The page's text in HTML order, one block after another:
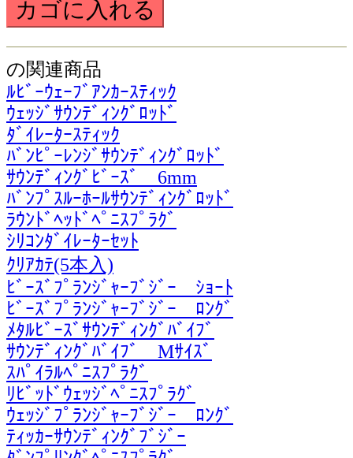
の関連商品
ﾙﾋﾞｰｳｪｰﾌﾞｱﾝｶｰｽﾃｨｯｸ
ｳｪｯｼﾞｻｳﾝﾃﾞｨﾝｸﾞﾛｯﾄﾞ
ﾀﾞｲﾚｰﾀｰｽﾃｨｯｸ
ﾊﾞﾝﾋﾟｰﾚﾝｼﾞｻｳﾝﾃﾞｨﾝｸﾞﾛｯﾄﾞ
ｻｳﾝﾃﾞｨﾝｸﾞﾋﾞｰｽﾞ 6mm
ﾊﾞﾝﾌﾟｽﾙｰﾎｰﾙｻｳﾝﾃﾞｨﾝｸﾞﾛｯﾄﾞ
ﾗｳﾝﾄﾞﾍｯﾄﾞﾍﾟﾆｽﾌﾟﾗｸﾞ
ｼﾘｺﾝﾀﾞｲﾚｰﾀｰｾｯﾄ
ｸﾘｱｶﾃ(5本入)
ﾋﾞｰｽﾞﾌﾟﾗﾝｼﾞｬｰﾌﾞｼﾞｰ ｼｮｰﾄ
ﾋﾞｰｽﾞﾌﾟﾗﾝｼﾞｬｰﾌﾞｼﾞｰ ﾛﾝｸﾞ
ﾒﾀﾙﾋﾞｰｽﾞｻｳﾝﾃﾞｨﾝｸﾞﾊﾞｲﾌﾞ
ｻｳﾝﾃﾞｨﾝｸﾞﾊﾞｲﾌﾞ Mｻｲｽﾞ
ｽﾊﾟｲﾗﾙﾍﾟﾆｽﾌﾟﾗｸﾞ
ﾘﾋﾞｯﾄﾞｳｪｯｼﾞﾍﾟﾆｽﾌﾟﾗｸﾞ
ｳｪｯｼﾞﾌﾟﾗﾝｼﾞｬｰﾌﾞｼﾞｰ ﾛﾝｸﾞ
ﾃｨｯｶｰｻｳﾝﾃﾞｨﾝｸﾞﾌﾞｼﾞｰ